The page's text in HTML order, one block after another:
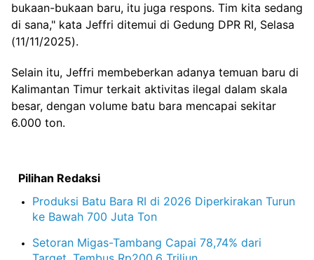
bukaan-bukaan baru, itu juga respons. Tim kita sedang
di sana," kata Jeffri ditemui di Gedung DPR RI, Selasa
(11/11/2025).
Selain itu, Jeffri membeberkan adanya temuan baru di
Kalimantan Timur terkait aktivitas ilegal dalam skala
besar, dengan volume batu bara mencapai sekitar
6.000 ton.
Pilihan Redaksi
Produksi Batu Bara RI di 2026 Diperkirakan Turun
ke Bawah 700 Juta Ton
Setoran Migas-Tambang Capai 78,74% dari